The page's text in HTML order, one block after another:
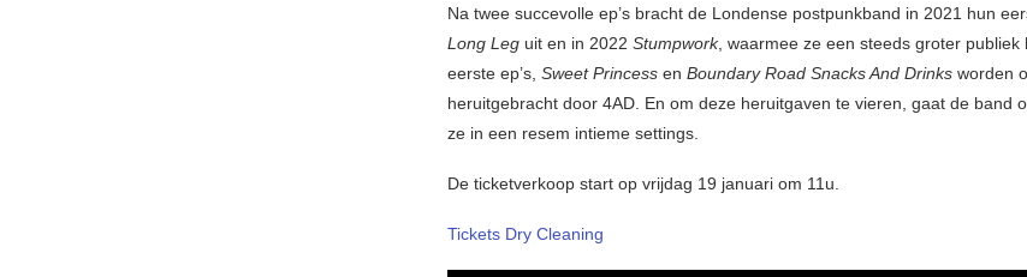
Na twee succevolle ep’s bracht de Londense postpunkband in 2021 hun
Long Leg uit en in 2022 Stumpwork, waarmee ze een steeds groter publiek
eerste ep’s, Sweet Princess en Boundary Road Snacks And Drinks worden
heruitgebracht door 4AD. En om deze heruitgaven te vieren, gaat de band
ze in een resem intieme settings.
De ticketverkoop start op vrijdag 19 januari om 11u.
Tickets Dry Cleaning